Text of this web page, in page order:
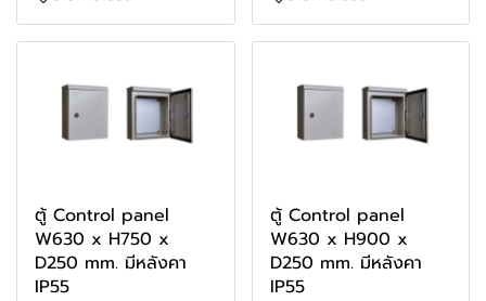
ตู้ Control panel
W630 x H750 x
D250 mm. มีหลังคา
IP55
ตู้ Control panel
W630 x H900 x
D250 mm. มีหลังคา
IP55